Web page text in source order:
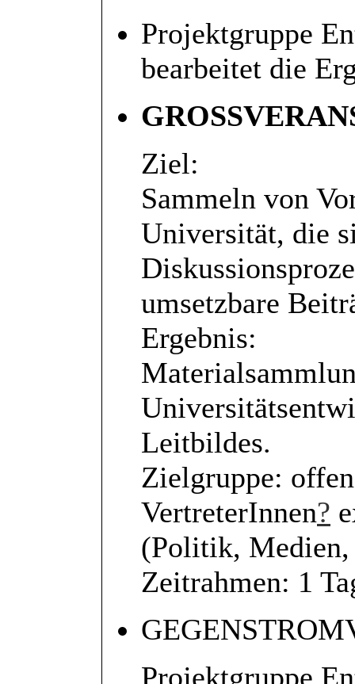
Projektgruppe
bearbeitet die
Ziel:
Sammeln von
Universität, die
umsetzbare
Ergebnis:
Leitbildes.
Zielgruppe:
VertreterInnen?
(Politik,
Zeitrahmen: 1
Projektgruppe